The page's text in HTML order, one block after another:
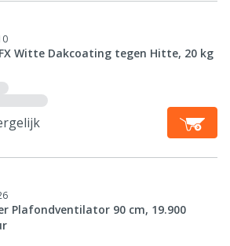
Witte Dakcoating tegen Hitte, 20 kg
Plafondventilator 90 cm, 19.900